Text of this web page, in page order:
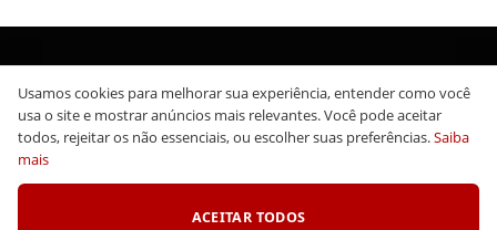
FacebookX
(Twitter)
InstagramPinterestYouTubeTumblr WhatsApp
TikTok
Usamos cookies para melhorar sua experiência, entender como você
usa o site e mostrar anúncios mais relevantes. Você pode aceitar
todos, rejeitar os não essenciais, ou escolher suas preferências.Saiba
mais
ACEITAR TODOS